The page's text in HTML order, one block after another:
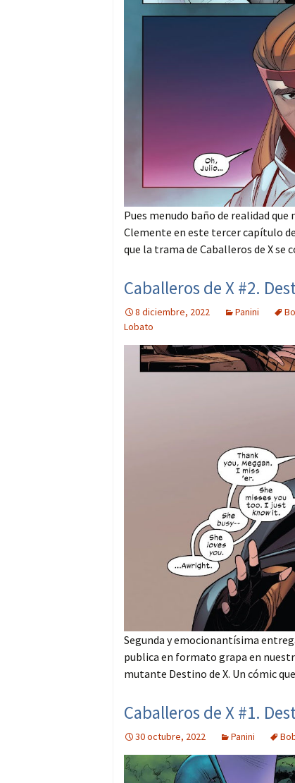
Pues menudo baño de realidad
Clemente en este tercer capítulo de
que la trama de Caballeros de X se
Caballeros de X #2.
8 diciembre, 2022 Panini
Lobato
Segunda y emocionantísima
publica en formato grapa en
mutante Destino de X. Un cómic
Caballeros de X #1.
30 octubre, 2022 Panini